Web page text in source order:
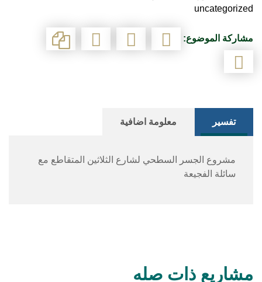
uncategorized
مشاركة الموضوع:
تفسير معلومة اضافية
مشروع الجسر السطحي لشارع الثلاثين المتقاطع مع
سائلة الفجيعة
مشاريع ذات صله